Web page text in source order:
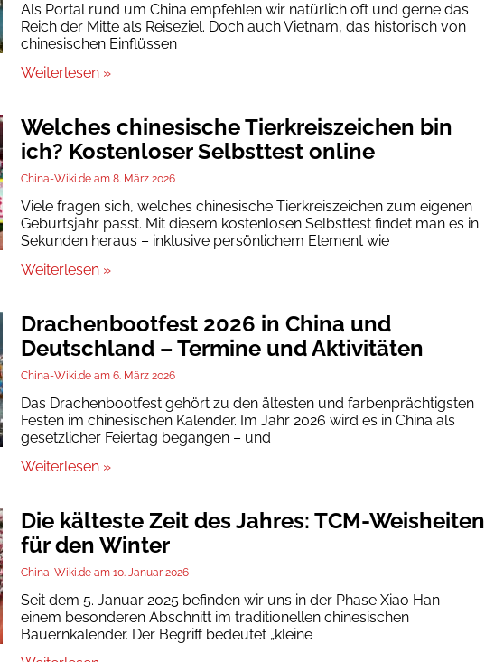
Als Portal rund um China empfehlen wir natürlich oft und gerne das
Reich der Mitte als Reiseziel. Doch auch Vietnam, das historisch von
chinesischen Einflüssen
Weiterlesen »
Welches chinesische Tierkreiszeichen bin
ich? Kostenloser Selbsttest online
China-Wiki.de 8. März 2026
Viele fragen sich, welches chinesische Tierkreiszeichen zum eigenen
Geburtsjahr passt. Mit diesem kostenlosen Selbsttest findet man es in
Sekunden heraus – inklusive persönlichem Element wie
Weiterlesen »
Drachenbootfest 2026 in China und
Deutschland – Termine und Aktivitäten
China-Wiki.de 6. März 2026
Das Drachenbootfest gehört zu den ältesten und farbenprächtigsten
Festen im chinesischen Kalender. Im Jahr 2026 wird es in China als
gesetzlicher Feiertag begangen – und
Weiterlesen »
Die kälteste Zeit des Jahres: TCM-Weisheiten
für den Winter
China-Wiki.de 10. Januar 2026
Seit dem 5. Januar 2025 befinden wir uns in der Phase Xiao Han –
einem besonderen Abschnitt im traditionellen chinesischen
Bauernkalender. Der Begriff bedeutet „kleine